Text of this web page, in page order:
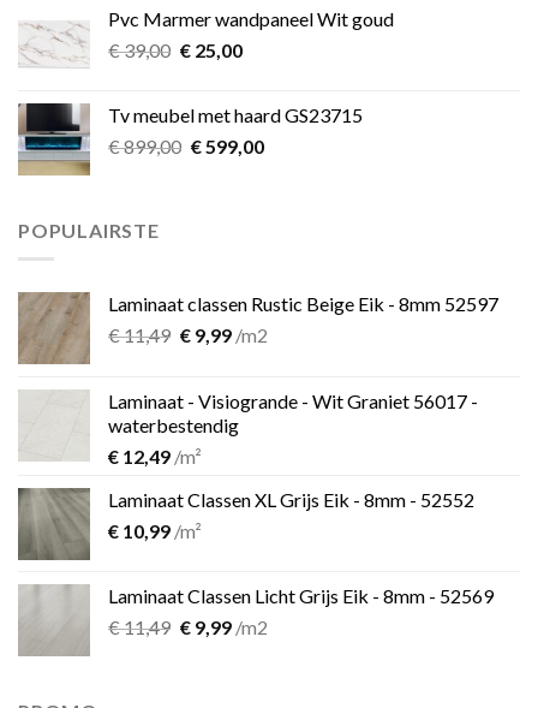
€ 349,00.€ 275,00.
Pvc Marmer wandpaneel Wit goud
€39,00 Oorspronkelijke
€ 39,00.
€25,00Huidige
€ 25,00.
Tv meubel met haard GS23715
€899,00 Oorspronkelijke
€599,00Huidige
POPULAIRSTE
Laminaat classen Rustic Beige Eik - 8mm 52597
€11,49 Oorspronkelijke
€ 11,49.
€9,99Huidige
€ 9,99.
/m2
Laminaat - Visiogrande - Wit Graniet 56017 -
waterbestendig
€ 12,49 /m²
Laminaat Classen XL Grijs Eik - 8mm - 52552
€ 10,99 /m²
Laminaat Classen Licht Grijs Eik - 8mm - 52569
€11,49 Oorspronkelijke
€9,99Huidige
/m2